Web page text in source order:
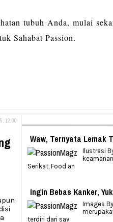
tubuh Anda, mulai
Sahabat Passion.
12:00
Waw, Ternyata Lemak
Ilustrasi
Serikat, Food an
Ingin Bebas Kanker,
Images
terdiri dari say